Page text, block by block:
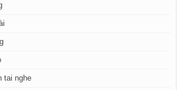
tai nghe